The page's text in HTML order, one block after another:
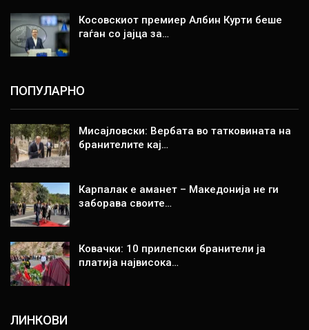
Косовскиот премиер Албин Курти беше
гаѓан со јајца за…
ПОПУЛАРНО
Мисајловски: Вербата во татковината на
бранителите кај…
Карпалак е аманет – Македонија не ги
заборава своите…
Ковачки: 10 прилепски бранители ја
платија највисока…
ЛИНКОВИ